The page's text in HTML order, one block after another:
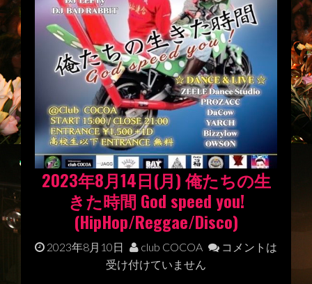
2023年8月14日(月) 俺たちの生
きた時間 God speed you!
(HipHop/Reggae/Disco)
2023年8月10日 club COCOA
コメントは
受け付けていません